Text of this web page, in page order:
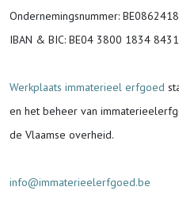
Ondernemingsnummer:
IBAN & BIC: BE04 3800 1834 8431
Werkplaats immaterieel erfgoed
en het beheer van
de Vlaamse overheid.
info@immaterieelerfgoed.be